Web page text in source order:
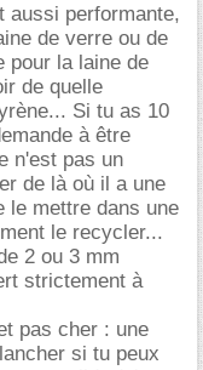
aussi performante,
de verre ou de
pour la laine de
de quelle
Si tu as 10
à être
n'est pas un
de là où il a une
le mettre dans une
le recycler...
2 ou 3 mm
strictement à
pas cher : une
si tu peux